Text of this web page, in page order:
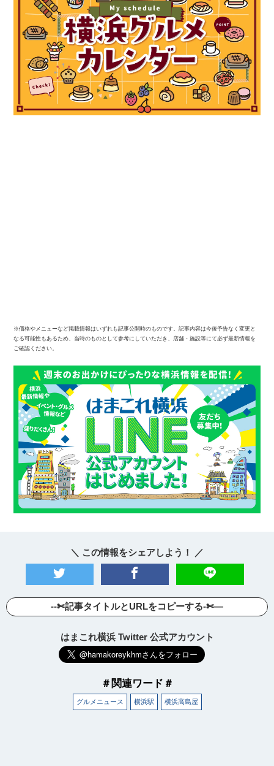
※価格やメニューなど掲載情報はいずれも記事公開時のものです。記事内容は今後予告なく変更と
なる可能性もあるため、当時のものとして参考にしていただき、店舗・施設等にて必ず最新情報を
ご確認ください。
＼ この情報をシェアしよう！ ／
--✄記事タイトルとURLをコピーする-✄—
はまこれ横浜 Twitter 公式アカウント
＃関連ワード＃
グルメニュース 横浜駅 横浜高島屋